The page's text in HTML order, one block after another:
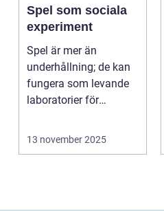
Spel som sociala
experiment
Spel är mer än
underhållning; de kan
fungera som levande
laboratorier för
13 november 2025